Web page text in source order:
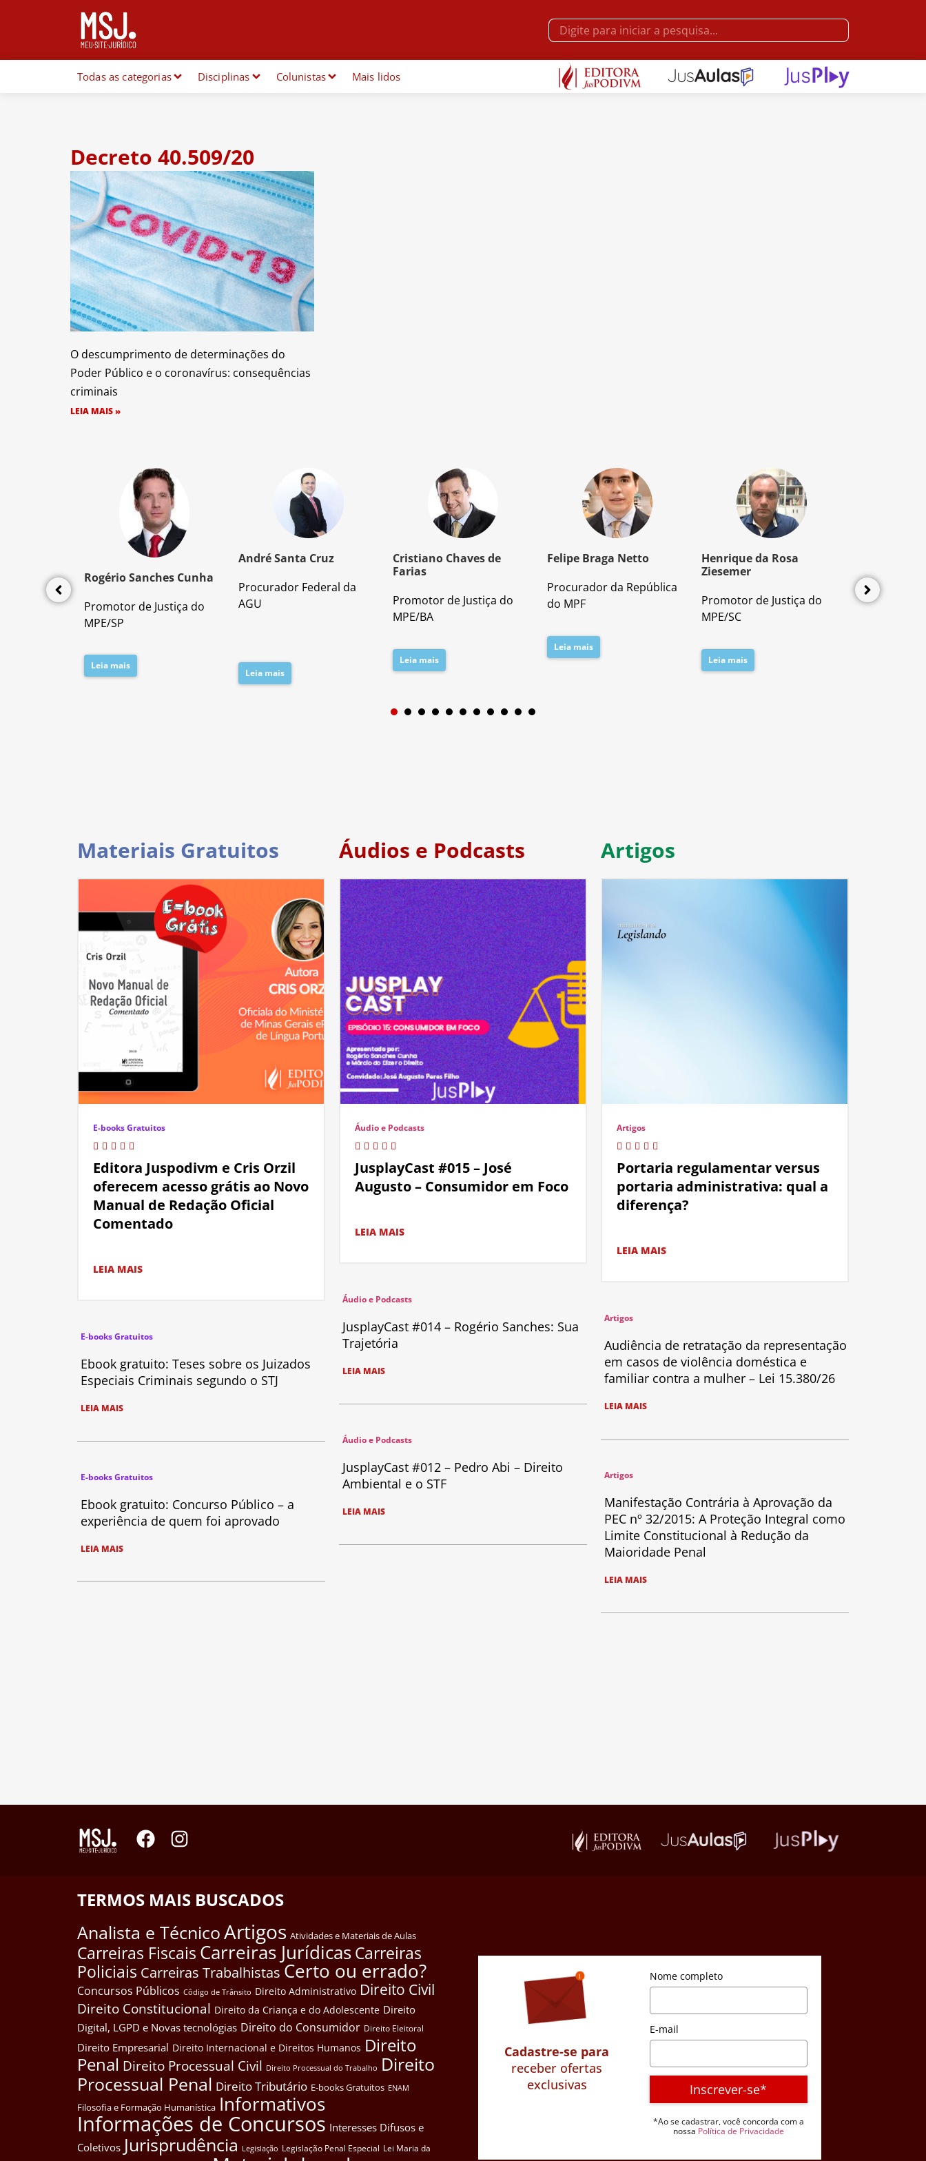
Todas as categorias Disciplinas Colunistas Mais lidos
Decreto 40.509/20
O descumprimento de determinações do
Poder Público e o coronavírus: consequências
criminais
LEIA MAIS »
Civil
Rogério Sanches Cunha
Promotor de Justiça do
MPE/SP
Leia mais
André Santa Cruz
Procurador Federal da
AGU
Leia mais
Cristiano Chaves de
Farias
Promotor de Justiça do
MPE/BA
Leia mais
Felipe Braga Netto
Procurador da República
do MPF
Leia mais
Henrique da Rosa
Ziesemer
Promotor de Justiça do
MPE/SC
Leia mais
Advogado e
Direito
1 2
Materiais Gratuitos
E-books Gratuitos
Editora Juspodivm e Cris Orzil
oferecem acesso grátis ao Novo
Manual de Redação Oficial
Comentado
LEIA MAIS
E-books Gratuitos
Ebook gratuito: Teses sobre os Juizados
Especiais Criminais segundo o STJ
LEIA MAIS
E-books Gratuitos
Ebook gratuito: Concurso Público – a
experiência de quem foi aprovado
LEIA MAIS
Áudios e Podcasts
Áudio e Podcasts
JusplayCast #015 – José
Augusto – Consumidor em Foco
LEIA MAIS
Áudio e Podcasts
JusplayCast #014 – Rogério Sanches: Sua
Trajetória
LEIA MAIS
Áudio e Podcasts
JusplayCast #012 – Pedro Abi – Direito
Ambiental e o STF
LEIA MAIS
Artigos
Artigos
Portaria regulamentar versus
portaria administrativa: qual a
diferença?
LEIA MAIS
Artigos
Audiência de retratação da representação
em casos de violência doméstica e
familiar contra a mulher – Lei 15.380/26
LEIA MAIS
Artigos
Manifestação Contrária à Aprovação da
PEC nº 32/2015: A Proteção Integral como
Limite Constitucional à Redução da
Maioridade Penal
LEIA MAIS
TERMOS MAIS BUSCADOS
Analista e TécnicoArtigos Atividades e Materiais de Aulas
Carreiras Fiscais Carreiras JurídicasCarreiras
Policiais Carreiras Trabalhistas Certo ou errado?
Concursos Públicos Côdigo de Trânsito Direito Administrativo Direito Civil
Direito Constitucional Direito da Criança e do Adolescente Direito
Digital, LGPD e Novas tecnológias Direito do Consumidor Direito Eleitoral
Direito Empresarial Direito Internacional e Direitos Humanos Direito
Penal Direito Processual Civil Direito Processual do Trabalho Direito
Processual Penal Direito Tributário E-books Gratuitos ENAM
Filosofia e Formação Humanística Informativos
Informações de Concursos Interesses Difusos e
Coletivos Jurisprudência Legislação Legislação Penal Especial Lei Maria da
Cadastre-se para
receber ofertas
exclusivas
Nome completo
E-mail
Inscrever-se*
*Ao se cadastrar, você concorda com a
nossa Política de Privacidade